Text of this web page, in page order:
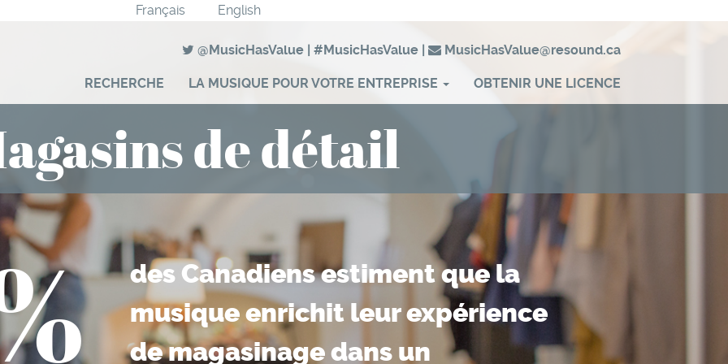
Français English
@MusicHasValue | #MusicHasValue | MusicHasValue@resound.ca
RECHERCHE LA MUSIQUE POUR VOTRE ENTREPRISE OBTENIR UNE LICENCE
de détail
des Canadiens estiment que la
musique enrichit leur expérience
de magasinage dans un